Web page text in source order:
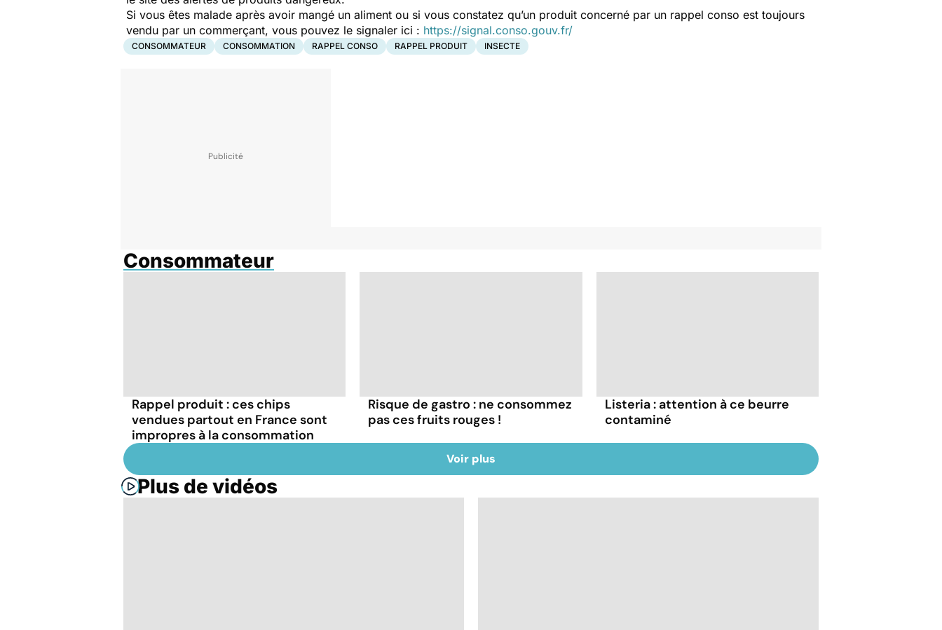
Si vous êtes malade après avoir mangé un aliment ou si vous constatez qu’un produit concerné par un rappel conso est toujours
vendu par un commerçant, vous pouvez le signaler ici : https://signal.conso.gouv.fr/
CONSOMMATEUR CONSOMMATION RAPPEL CONSO RAPPEL PRODUIT INSECTE
Consommateur
Rappel produit : ces chips
vendues partout en France sont
impropres à la consommation
Risque de gastro : ne consommez
pas ces fruits rouges !
Listeria : attention à ce beurre
contaminé
Voir plus
Plus de vidéos